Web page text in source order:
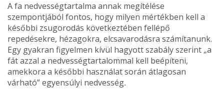
A fa nedvességtartalma annak megítélése
szempontjából fontos, hogy milyen mértékben kell a
későbbi zsugorodás következtében fellépő
repedésekre, hézagokra, elcsavarodásra számí­tanunk.
Egy gyakran figyelmen kívül hagyott sza­bály szerint „a
fát azzal a nedvességtartalommal kell beépíteni,
amekkora a későbbi használat so­rán átlagosan
várható” egyensúlyi nedvesség.